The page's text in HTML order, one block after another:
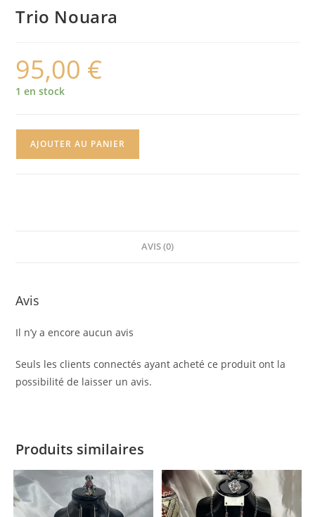
Trio Nouara
95,00 €
1 en stock
AJOUTER AU PANIER
AVIS (0)
Avis
Il n’y a encore aucun avis
Seuls les clients connectés ayant acheté ce produit ont la
possibilité de laisser un avis.
Produits similaires